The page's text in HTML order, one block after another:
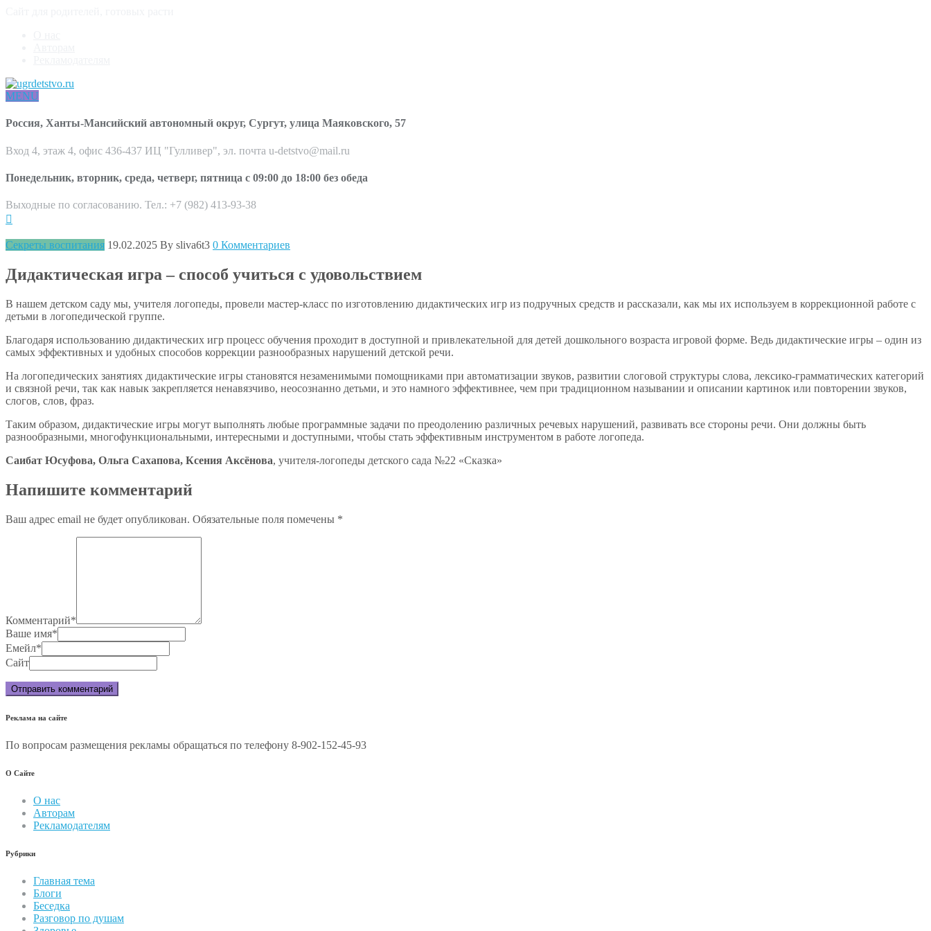
MENU
Россия, Ханты-Мансийский автономный округ, Сургут, улица Маяковского, 57
Вход 4, этаж 4, офис 436-437 ИЦ "Гулливер", эл. почта u-detstvo@mail.ru
Понедельник, вторник, среда, четверг, пятница с 09:00 до 18:00 без обеда
Выходные по согласованию. Тел.: +7 (982) 413-93-38
Секреты воспитания 19.02.2025 By sliva6t3 0 Комментариев
Дидактическая игра – способ учиться с удовольствием
В нашем детском саду мы, учителя логопеды, провели мастер-класс по изготовлению дидактических игр из подручных средств и рассказали, как мы их используем в коррекционной работе с
детьми в логопедической группе.
Благодаря использованию дидактических игр процесс обучения проходит в доступной и привлекательной для детей дошкольного возраста игровой форме. Ведь дидактические игры – один из
самых эффективных и удобных способов коррекции разнообразных нарушений детской речи.
На логопедических занятиях дидактические игры становятся незаменимыми помощниками при автоматизации звуков, развитии слоговой структуры слова, лексико-грамматических категорий
и связной речи, так как навык закрепляется ненавязчиво, неосознанно детьми, и это намного эффективнее, чем при традиционном назывании и описании картинок или повторении звуков,
слогов, слов, фраз.
Таким образом, дидактические игры могут выполнять любые программные задачи по преодолению различных речевых нарушений, развивать все стороны речи. Они должны быть
разнообразными, многофункциональными, интересными и доступными, чтобы стать эффективным инструментом в работе логопеда.
Саибат Юсуфова, Ольга Сахапова, Ксения Аксёнова, учителя-логопеды детского сада №22 «Сказка»
Напишите комментарий
Ваш адрес email не будет опубликован. Обязательные поля помечены *
Комментарий*
Ваше имя*
Емейл*
Сайт
Реклама на сайте
По вопросам размещения рекламы обращаться по телефону 8-902-152-45-93
О Сайте
О нас
Авторам
Рекламодателям
Рубрики
Главная тема
Блоги
Беседка
Разговор по душам